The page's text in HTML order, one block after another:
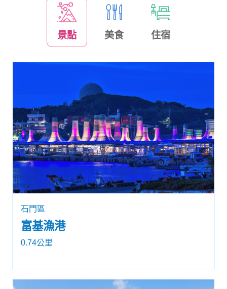
景點 美食 住宿
石門區
富基漁港
0.74公里